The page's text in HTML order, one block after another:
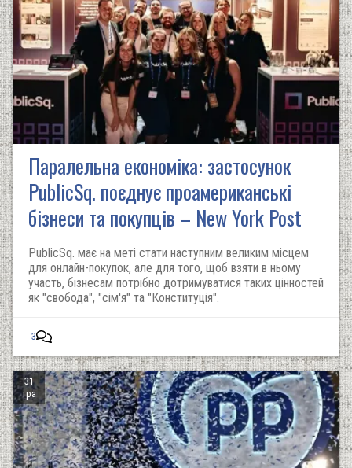
Паралельна економіка: застосунок
PublicSq. поєднує проамериканські
бізнеси та покупців – New York Post
PublicSq. має на меті стати наступним великим місцем
для онлайн-покупок, але для того, щоб взяти в ньому
участь, бізнесам потрібно дотримуватися таких цінностей
як "свобода", "сім'я" та "Конституція".
3
31
тра